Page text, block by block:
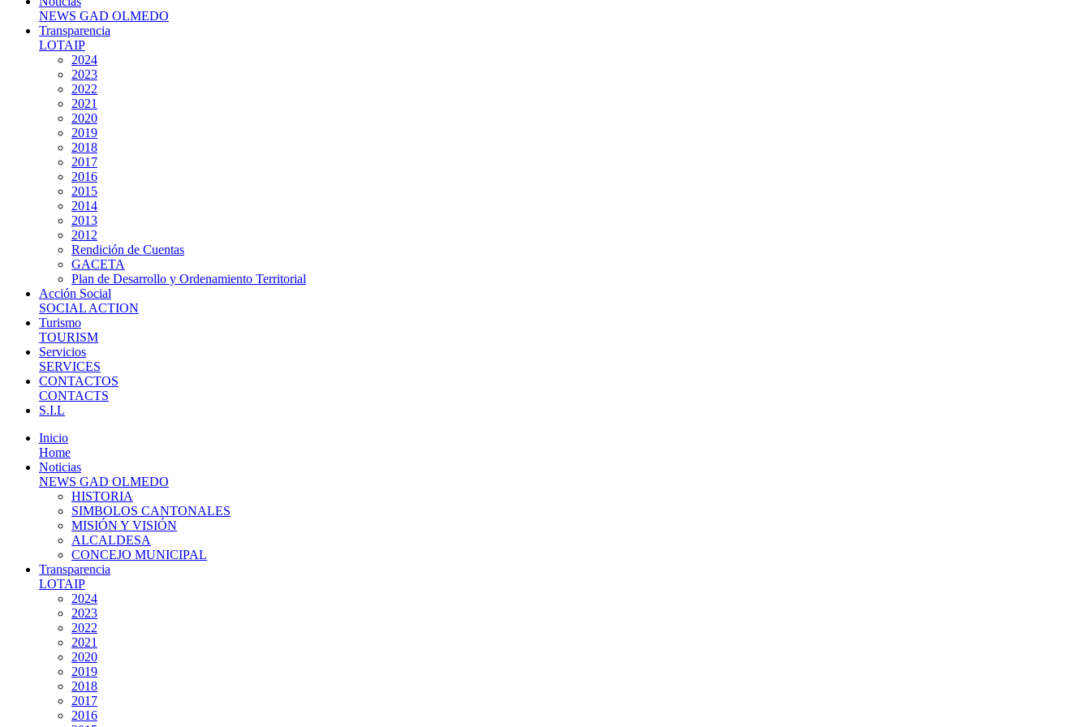
NEWS GAD OLMEDO
Transparencia
LOTAIP
2024
2023
2022
2021
2020
2019
2018
2017
2016
2015
2014
2013
2012
Rendición de Cuentas
GACETA
Plan de Desarrollo y Ordenamiento Territorial
Acción Social
SOCIAL ACTION
Turismo
TOURISM
Servicios
SERVICES
CONTACTOS
CONTACTS
S.I.L
Inicio
Home
Noticias
NEWS GAD OLMEDO
HISTORIA
SIMBOLOS CANTONALES
MISIÓN Y VISIÓN
ALCALDESA
CONCEJO MUNICIPAL
Transparencia
LOTAIP
2024
2023
2022
2021
2020
2019
2018
2017
2016